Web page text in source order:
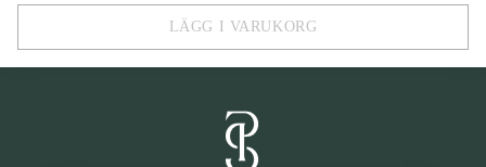
LÄGG I VARUKORG